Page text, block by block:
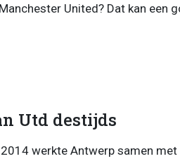
United? Dat kan een
Utd destijds
werkte Antwerp samen